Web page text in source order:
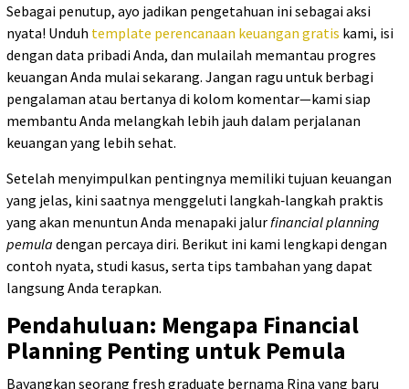
Sebagai penutup, ayo jadikan pengetahuan ini sebagai aksi
nyata! Unduh template perencanaan keuangan gratis kami, isi
dengan data pribadi Anda, dan mulailah memantau progres
keuangan Anda mulai sekarang. Jangan ragu untuk berbagi
pengalaman atau bertanya di kolom komentar—kami siap
membantu Anda melangkah lebih jauh dalam perjalanan
keuangan yang lebih sehat.
Setelah menyimpulkan pentingnya memiliki tujuan keuangan
yang jelas, kini saatnya menggeluti langkah‑langkah praktis
yang akan menuntun Anda menapaki jalur financial planning
pemula dengan percaya diri. Berikut ini kami lengkapi dengan
contoh nyata, studi kasus, serta tips tambahan yang dapat
langsung Anda terapkan.
Pendahuluan: Mengapa Financial
Planning Penting untuk Pemula
Bayangkan seorang fresh graduate bernama Rina yang baru